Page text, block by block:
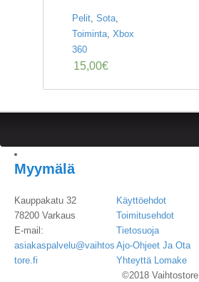
Pelit, Sota,
Toiminta, Xbox
360
15,00€
Myymälä
Kauppakatu 32
78200 Varkaus
E-mail:
asiakaspalvelu@vaihtos
tore.fi
Käyttöehdot
Toimitusehdot
Tietosuoja
Ajo-Ohjeet Ja Ota
Yhteyttä Lomake
©2018 Vaihtostore